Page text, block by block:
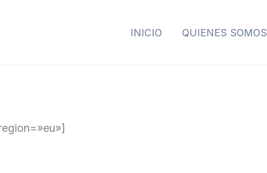
INICIO QUIENES SOMOS